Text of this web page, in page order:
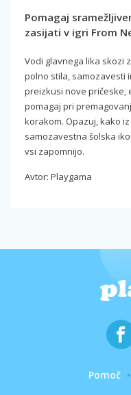
Pomagaj
zasijati v igri From
Vodi glavnega lika skozi
polno stila, samozavesti
preizkusi nove pričeske,
pomagaj pri
korakom. Opazuj, kako
samozavestna šolska
vsi zapomnijo.
Avtor: Playgama
Pomoč